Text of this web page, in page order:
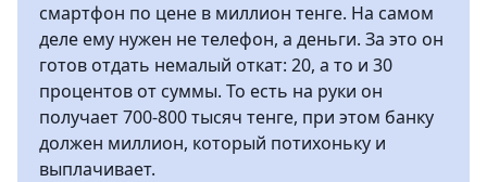
смартфон по цене в миллион тенге. На самом
деле ему нужен не телефон, а деньги. За это он
готов отдать немалый откат: 20, а то и 30
процентов от суммы. То есть на руки он
получает 700-800 тысяч тенге, при этом банку
должен миллион, который потихоньку и
выплачивает.